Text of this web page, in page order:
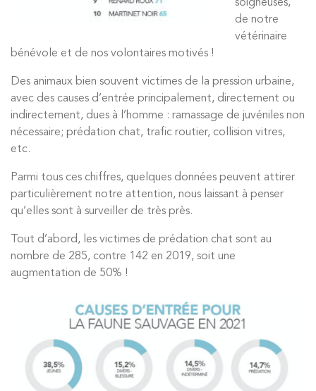
soigneuses,
de notre
vétérinaire
bénévole et de nos volontaires motivés !
Des animaux bien souvent victimes de la pression urbaine,
avec des causes d’entrée principalement, directement ou
indirectement, dues à l’homme : ramassage de juvéniles non
nécessaire; prédation chat, trafic routier, collision vitres,
etc.
Parmi tous ces chiffres, quelques données peuvent attirer
particulièrement notre attention, nous laissant à penser
qu’elles sont à surveiller de très près.
Tout d’abord, les victimes de prédation chat sont au
nombre de 285, contre 142 en 2019, soit une
augmentation de 50% !